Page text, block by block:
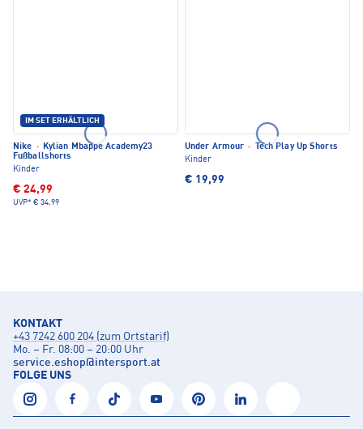
IM SET ERHÄLTLICH
Nike · Kylian Mbappe Academy23
Fußballshorts
Kinder
€ 24,99
UVP* € 34,99
Under Armour ·
Tech Play Up Shorts
Kinder
€ 19,99
KONTAKT
+43 7242 600 204 (zum Ortstarif)
Mo. – Fr. 08:00 – 20:00 Uhr
service.eshop@intersport.at
FOLGE UNS